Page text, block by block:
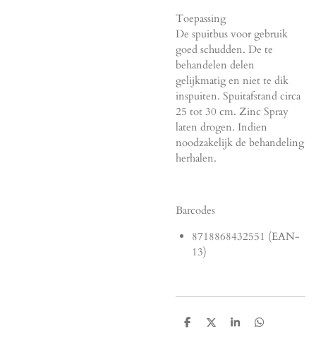
Toepassing
De spuitbus voor gebruik
goed schudden. De te
behandelen delen
gelijkmatig en niet te dik
inspuiten. Spuitafstand circa
25 tot 30 cm. Zinc Spray
laten drogen. Indien
noodzakelijk de behandeling
herhalen.
Barcodes
8718868432551 (EAN-
13)
D
D
S
D